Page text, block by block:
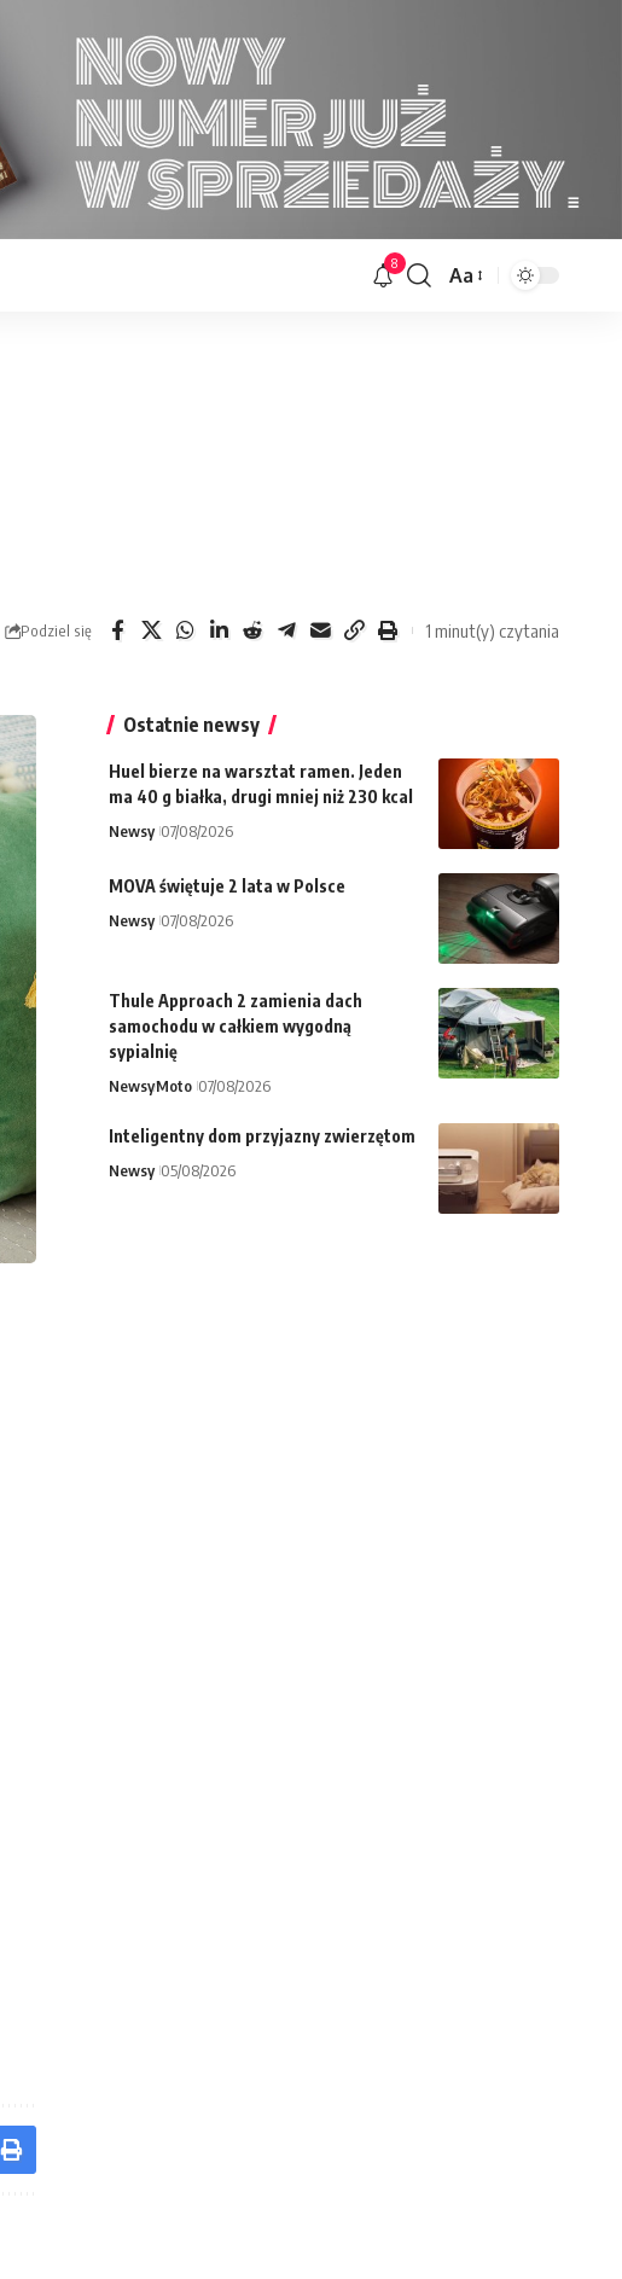
8
Font
Aa
Podziel się 1 minut(y) czytania
Ostatnie newsy
Huel bierze na warsztat ramen. Jeden
ma 40 g białka, drugi mniej niż 230 kcal
Newsy 07/08/2026
MOVA świętuje 2 lata w Polsce
Newsy 07/08/2026
Thule Approach 2 zamienia dach
samochodu w całkiem wygodną
sypialnię
NewsyMoto 07/08/2026
Inteligentny dom przyjazny zwierzętom
Newsy 05/08/2026